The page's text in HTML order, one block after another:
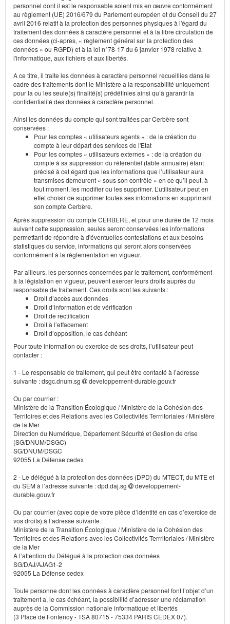
personnel dont il est le responsable soient mis en œuvre conformément
au règlement (UE) 2016/679 du Parlement européen et du Conseil du 27
avril 2016 relatif à la protection des personnes physiques à l'égard du
traitement des données à caractère personnel et à la libre circulation de
ces données (ci-après, « règlement général sur la protection des
données » ou RGPD) et à la loi n°78-17 du 6 janvier 1978 relative à
l'informatique, aux fichiers et aux libertés.
A ce titre, il traite les données à caractère personnel recueillies dans le
cadre des traitements dont le Ministère a la responsabilité uniquement
pour la ou les seule(s) finalité(s) prédéfinies ainsi qu’à garantir la
confidentialité des données à caractère personnel.
Ainsi les données du compte qui sont traitées par Cerbère sont
conservées :
Pour les comptes « utilisateurs agents » : de la création du
compte à leur départ des services de l'Etat
Pour les comptes « utilisateurs externes » : de la création du
compte à sa suppression du référentiel (table annuaire) étant
précisé à cet égard que les informations que l’utilisateur aura
transmises demeurent « sous son contrôle » en ce qu’il peut, à
tout moment, les modifier ou les supprimer. L’utilisateur peut en
effet choisir de supprimer toutes ses informations en supprimant
son compte Cerbère.
Après suppression du compte CERBERE, et pour une durée de 12 mois
suivant cette suppression, seules seront conservées les informations
permettant de répondre à d'éventuelles contestations et aux besoins
statistiques du service, informations qui seront alors conservées
conformément à la réglementation en vigueur.
Par ailleurs, les personnes concernées par le traitement, conformément
à la législation en vigueur, peuvent exercer leurs droits auprès du
responsable de traitement. Ces droits sont les suivants :
Droit d’accès aux données
Droit d’information et de vérification
Droit de rectification
Droit à l’effacement
Droit d’opposition, le cas échéant
Pour toute information ou exercice de ses droits, l’utilisateur peut
contacter :
1 - Le responsable de traitement, qui peut être contacté à l’adresse
suivante : dsgc.dnum.sg
developpement-durable.gouv.fr
Ou par courrier :
Ministère de la Transition Écologique / Ministère de la Cohésion des
Territoires et des Relations avec les Collectivités Terrritoriales / Ministère
de la Mer
Direction du Numérique, Département Sécurité et Gestion de crise
(SG/DNUM/DSGC)
SG/DNUM/DSGC
92055 La Défense cedex
2 - Le délégué à la protection des données (DPD) du MTECT, du MTE et
du SEM à l’adresse suivante : dpd.daj.sg
developpement-
durable.gouv.fr
Ou par courrier (avec copie de votre pièce d’identité en cas d’exercice de
vos droits) à l’adresse suivante :
Ministère de la Transition Écologique / Ministère de la Cohésion des
Territoires et des Relations avec les Collectivités Terrritoriales / Ministère
de la Mer
A l’attention du Délégué à la protection des données
SG/DAJ/AJAG1-2
92055 La Défense cedex
Toute personne dont les données à caractère personnel font l’objet d’un
traitement a, le cas échéant, la possibilité d’adresser une réclamation
auprès de la Commission nationale informatique et libertés
(3 Place de Fontenoy - TSA 80715 - 75334 PARIS CEDEX 07).